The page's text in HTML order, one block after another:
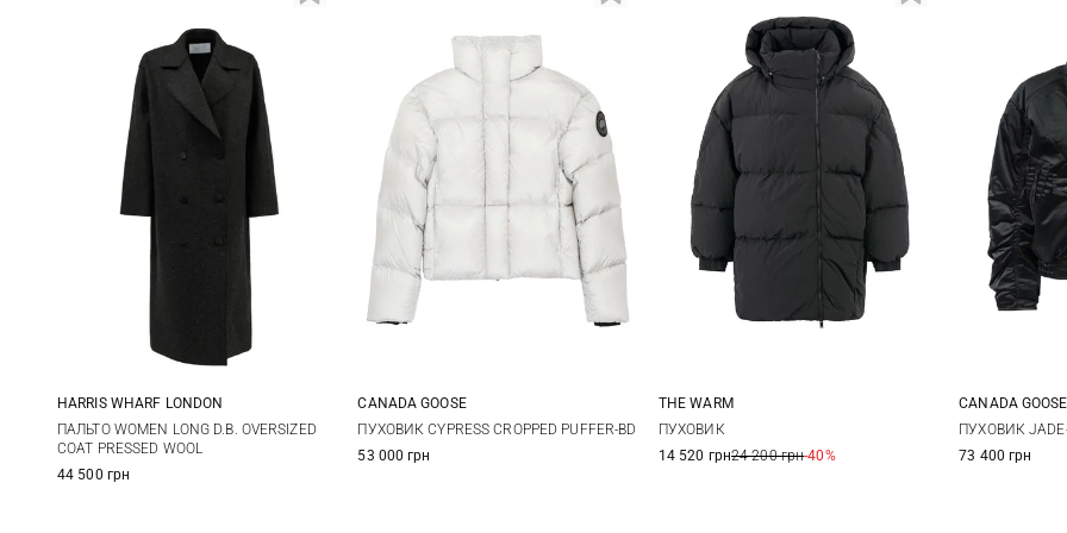
38 40 42 44
HARRIS WHARF LONDON
ПАЛЬТО WOMEN LONG D.B. OVERSIZED
COAT PRESSED WOOL
44 500 грн
XS S M L
CANADA GOOSE
ПУХОВИК CYPRESS CROPPED PUFFER-BD
53 000 грн
THE WARM
ПУХОВИК
14 520 грн24 200 грн-40%
S
CANADA GOOSE
ПУХОВИК
73 400 грн